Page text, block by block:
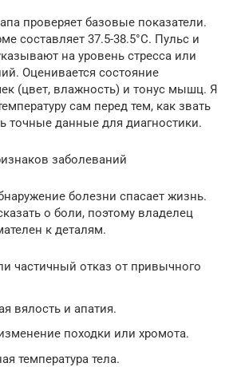
проверяет базовые показатели.
составляет 37.5-38.5°C. Пульс и
на уровень стресса или
Оценивается состояние
(цвет, влажность) и тонус мышц. Я
сам перед тем, как звать
точные данные для диагностики.
заболеваний
болезни спасает жизнь.
о боли, поэтому владелец
к деталям.
частичный отказ от привычного
вялость и апатия.
походки или хромота.
температура тела.